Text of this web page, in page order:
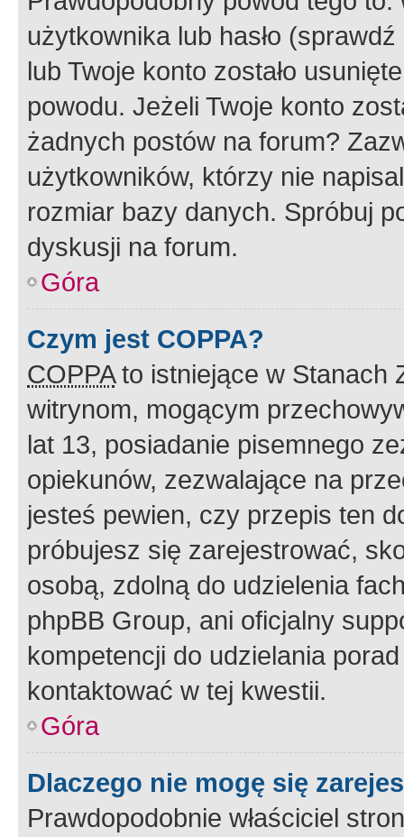
użytkownika lub hasło
lub Twoje konto zostało
powodu. Jeżeli Twoje konto
żadnych postów na forum?
użytkowników, którzy nie
rozmiar bazy danych. Spróbuj
dyskusji na forum.
Góra
Czym jest COPPA?
COPPAto istniejące w Stanach
witrynom, mogącym
lat 13, posiadanie pisemnego
opiekunów, zezwalające na
jesteś pewien, czy przepis ten
próbujesz się zarejestrować,
osobą, zdolną do udzielenia
phpBB Group, ani oficjalny
kompetencji do udzielania
kontaktować w tej kwestii.
Góra
Dlaczego nie mogę się
Prawdopodobnie właściciel